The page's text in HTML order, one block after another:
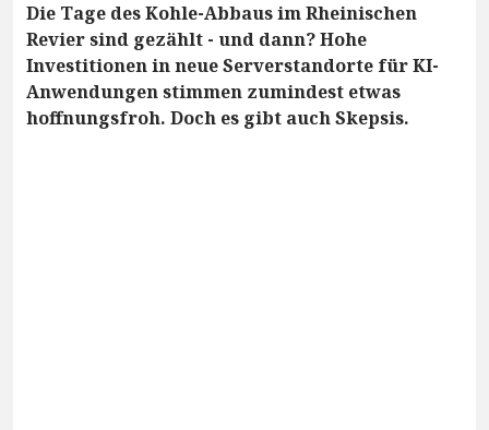
Die Tage des Kohle-Abbaus im Rheinischen
Revier sind gezählt - und dann? Hohe
Investitionen in neue Serverstandorte für KI-
Anwendungen stimmen zumindest etwas
hoffnungsfroh. Doch es gibt auch Skepsis.